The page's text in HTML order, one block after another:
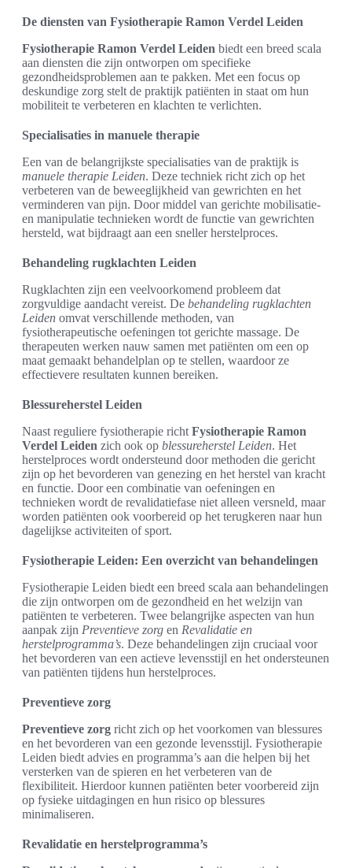
De diensten van Fysiotherapie Ramon Verdel Leiden
Fysiotherapie Ramon Verdel Leiden biedt een breed scala
aan diensten die zijn ontworpen om specifieke
gezondheidsproblemen aan te pakken. Met een focus op
deskundige zorg stelt de praktijk patiënten in staat om hun
mobiliteit te verbeteren en klachten te verlichten.
Specialisaties in manuele therapie
Een van de belangrijkste specialisaties van de praktijk is
manuele therapie Leiden. Deze techniek richt zich op het
verbeteren van de beweeglijkheid van gewrichten en het
verminderen van pijn. Door middel van gerichte mobilisatie-
en manipulatie technieken wordt de functie van gewrichten
hersteld, wat bijdraagt aan een sneller herstelproces.
Behandeling rugklachten Leiden
Rugklachten zijn een veelvoorkomend probleem dat
zorgvuldige aandacht vereist. De behandeling rugklachten
Leiden omvat verschillende methoden, van
fysiotherapeutische oefeningen tot gerichte massage. De
therapeuten werken nauw samen met patiënten om een op
maat gemaakt behandelplan op te stellen, waardoor ze
effectievere resultaten kunnen bereiken.
Blessureherstel Leiden
Naast reguliere fysiotherapie richt Fysiotherapie Ramon
Verdel Leiden zich ook op blessureherstel Leiden. Het
herstelproces wordt ondersteund door methoden die gericht
zijn op het bevorderen van genezing en het herstel van kracht
en functie. Door een combinatie van oefeningen en
technieken wordt de revalidatiefase niet alleen versneld, maar
worden patiënten ook voorbereid op het terugkeren naar hun
dagelijkse activiteiten of sport.
Fysiotherapie Leiden: Een overzicht van behandelingen
Fysiotherapie Leiden biedt een breed scala aan behandelingen
die zijn ontworpen om de gezondheid en het welzijn van
patiënten te verbeteren. Twee belangrijke aspecten van hun
aanpak zijn Preventieve zorg en Revalidatie en
herstelprogramma’s. Deze behandelingen zijn cruciaal voor
het bevorderen van een actieve levensstijl en het ondersteunen
van patiënten tijdens hun herstelproces.
Preventieve zorg
Preventieve zorg richt zich op het voorkomen van blessures
en het bevorderen van een gezonde levensstijl. Fysiotherapie
Leiden biedt advies en programma’s aan die helpen bij het
versterken van de spieren en het verbeteren van de
flexibiliteit. Hierdoor kunnen patiënten beter voorbereid zijn
op fysieke uitdagingen en hun risico op blessures
minimaliseren.
Revalidatie en herstelprogramma’s